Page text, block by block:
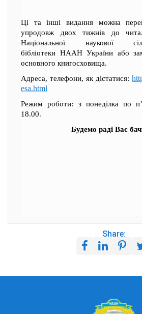
Ці та інші видання можна
упродовж двох тижнів до
Національної наукової
бібліотеки НААН України або
основного книгосховища.
Адреса, телефони, як дістатися:
esa.html
Режим роботи: з понеділка по
18.00.
Будемо раді Вас
Share: